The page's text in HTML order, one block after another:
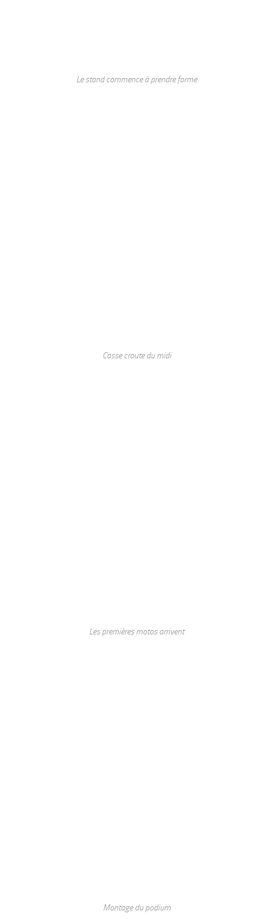
Le stand commence à prendre forme
Casse croute du midi
Les premières motos arrivent
Montage du podium